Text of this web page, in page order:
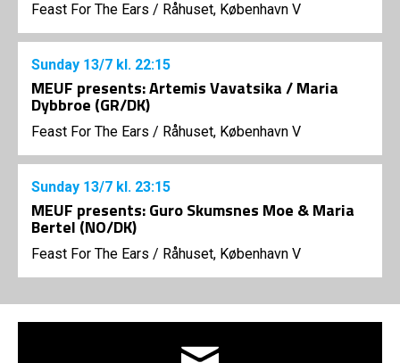
Feast For The Ears / Råhuset, København V
Sunday 13/7 kl. 22:15
MEUF presents: Artemis Vavatsika / Maria
Dybbroe (GR/DK)
Feast For The Ears / Råhuset, København V
Sunday 13/7 kl. 23:15
MEUF presents: Guro Skumsnes Moe & Maria
Bertel (NO/DK)
Feast For The Ears / Råhuset, København V